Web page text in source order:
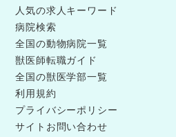
人気の求人キーワード
病院検索
全国の動物病院一覧
獣医師転職ガイド
全国の獣医学部一覧
利用規約
プライバシーポリシー
サイトお問い合わせ